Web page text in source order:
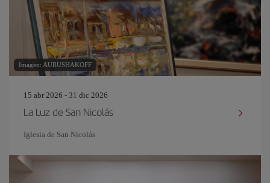
Imagen: AURUSHAKOFF
15 abr 2026 - 31 dic 2026
La Luz de San Nicolás
Iglesia de San Nicolás